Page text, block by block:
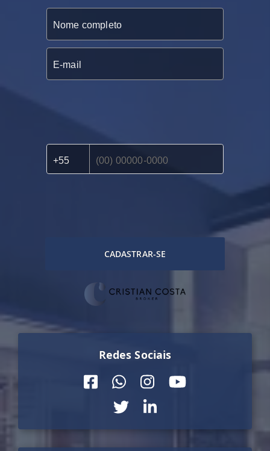
CADASTRAR-SE
Redes Sociais